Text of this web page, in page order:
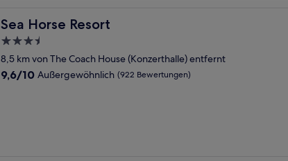
Sea Horse Resort
Sea Horse Resort
3.5-
Sterne-
Unterkunft
8,5 km von The Coach House (Konzerthalle) entfernt
9.6
9,6/10 Außergewöhnlich (922 Bewertungen)